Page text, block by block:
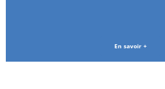
En savoir +